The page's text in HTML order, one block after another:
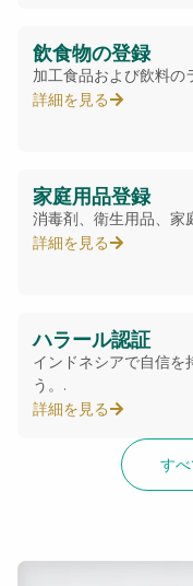
飲食物の登録
加工食品および飲料の
詳細を見る
家庭用品登録
消毒剤、衛生用品、家
詳細を見る
ハラール認証
インドネシアで自信を
う。.
詳細を見る
す